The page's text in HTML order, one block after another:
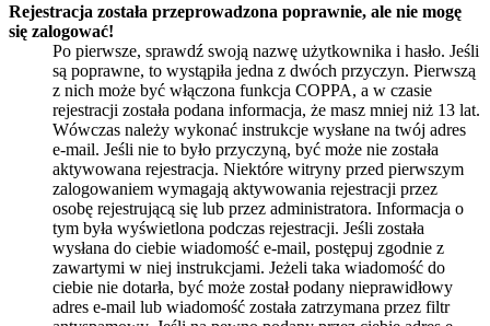
Rejestracja została przeprowadzona poprawnie, ale nie mogę
się zalogować!
Po pierwsze, sprawdź swoją nazwę użytkownika i hasło. Jeśli
są poprawne, to wystąpiła jedna z dwóch przyczyn. Pierwszą
z nich może być włączona funkcja COPPA, a w czasie
rejestracji została podana informacja, że masz mniej niż 13 lat.
Wówczas należy wykonać instrukcje wysłane na twój adres
e-mail. Jeśli nie to było przyczyną, być może nie została
aktywowana rejestracja. Niektóre witryny przed pierwszym
zalogowaniem wymagają aktywowania rejestracji przez
osobę rejestrującą się lub przez administratora. Informacja o
tym była wyświetlona podczas rejestracji. Jeśli została
wysłana do ciebie wiadomość e-mail, postępuj zgodnie z
zawartymi w niej instrukcjami. Jeżeli taka wiadomość do
ciebie nie dotarła, być może został podany nieprawidłowy
adres e-mail lub wiadomość została zatrzymana przez filtr